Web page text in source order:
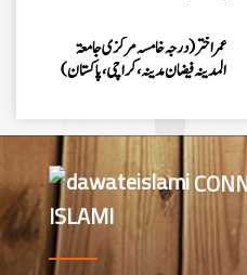
عمر اختر (درجہ خامسہ مرکزی جامعۃ
المدینہ فیضان مدینہ ،کراچی،پاکستان)
محمد وقاص (مرکزی جامعۃ المدینہ
فیضان مدینہ،کراچی ،پاکستان)
محمد سعد عمران (درجہ عالیہ مرکزی
جامعۃ المدینہ فیضانِ مدینہ ،کراچی
،پاکستان)
ISLAMI